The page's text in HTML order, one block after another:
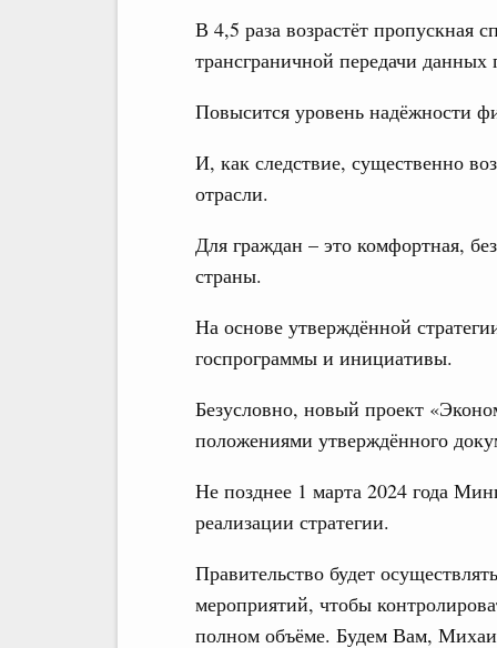
В 4,5 раза возрастёт пропускная
трансграничной передачи
Повысится уровень надёжности
И, как следствие, существенно
отрасли.
Для граждан – это комфортная,
страны.
На основе утверждённой
госпрограммы и инициативы.
Безусловно, новый проект
положениями утверждённого
Не позднее 1 марта 2024 года
реализации стратегии.
Правительство будет
мероприятий, чтобы
полном объёме. Будем Вам,